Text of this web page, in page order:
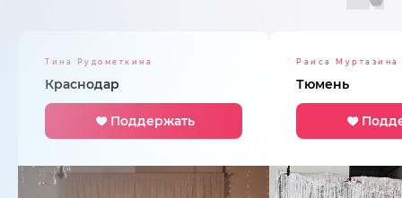
Тина Рудометкина
Краснодар
Поддержать
Раиса Муртазина
Тюмень